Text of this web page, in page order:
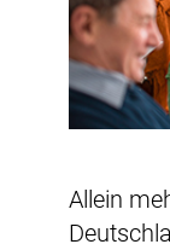
Allein